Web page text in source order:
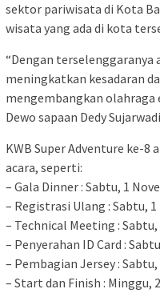
sektor pariwisata di Kota
wisata yang ada di kota
“Dengan terselenggaranya
meningkatkan kesadaran
mengembangkan olahraga
Dewo sapaan Dedy
KWB Super Adventure ke-8
acara, seperti:
– Gala Dinner : Sabtu, 1
– Registrasi Ulang : Sabtu,
– Technical Meeting :
– Penyerahan ID Card :
– Pembagian Jersey :
– Start dan Finish : Minggu,